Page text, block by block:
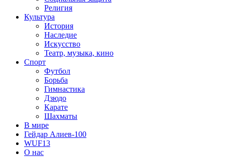
Религия
Культура
История
Наследие
Искусство
Театр, музыка, кино
Спорт
Футбол
Борьба
Гимнастика
Дзюдо
Карате
Шахматы
В мире
Гейдар Алиев-100
WUF13
О нас